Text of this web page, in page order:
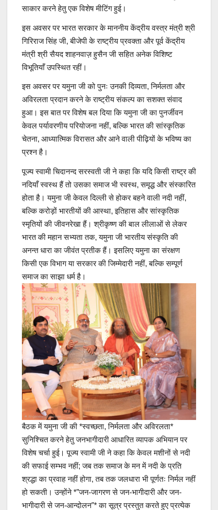
साकार करने हेतु एक विशेष मीटिंग हुई।
इस अवसर पर भारत सरकार के माननीय केंद्रीय वस्त्र मंत्री श्री
गिरिराज सिंह जी, बीजेपी के राष्ट्रीय प्रवक्ता और पूर्व केंद्रीय
मंत्री श्री सैयद शाहनवाज़ हुसैन जी सहित अनेक विशिष्ट
विभूतियाँ उपस्थित रहीं।
इस अवसर पर यमुना जी को पुनः उनकी दिव्यता, निर्मलता और
अविरलता प्रदान करने के राष्ट्रीय संकल्प का सशक्त संवाद
हुआ। इस बात पर विशेष बल दिया कि यमुना जी का पुनर्जीवन
केवल पर्यावरणीय परियोजना नहीं, बल्कि भारत की सांस्कृतिक
चेतना, आध्यात्मिक विरासत और आने वाली पीढ़ियों के भविष्य का
प्रश्न है।
पूज्य स्वामी चिदानन्द सरस्वती जी ने कहा कि यदि किसी राष्ट्र की
नदियाँ स्वस्थ हैं तो उसका समाज भी स्वस्थ, समृद्ध और संस्कारित
होता है। यमुना जी केवल दिल्ली से होकर बहने वाली नदी नहीं,
बल्कि करोड़ों भारतीयों की आस्था, इतिहास और सांस्कृतिक
स्मृतियों की जीवनरेखा हैं। श्रीकृष्ण की बाल लीलाओं से लेकर
भारत की महान सभ्यता तक, यमुना जी भारतीय संस्कृति की
अनन्त धारा का जीवंत प्रतीक हैं। इसलिए यमुना का संरक्षण
किसी एक विभाग या सरकार की जिम्मेदारी नहीं, बल्कि सम्पूर्ण
समाज का साझा धर्म है।
बैठक में यमुना जी की *स्वच्छता, निर्मलता और अविरलता*
सुनिश्चित करने हेतु जनभागीदारी आधारित व्यापक अभियान पर
विशेष चर्चा हुई। पूज्य स्वामी जी ने कहा कि केवल मशीनों से नदी
की सफाई सम्भव नहीं; जब तक समाज के मन में नदी के प्रति
श्रद्धा का प्रवाह नहीं होगा, तब तक जलधारा भी पूर्णतः निर्मल नहीं
हो सकती। उन्होंने *”जन-जागरण से जन-भागीदारी और जन-
भागीदारी से जन-आन्दोलन”* का सूत्र प्रस्तुत करते हुए प्रत्येक